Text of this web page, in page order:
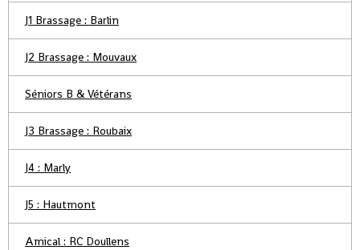
J1 Brassage : Barlin
J2 Brassage : Mouvaux
Séniors B & Vétérans
J3 Brassage : Roubaix
J4 : Marly
J5 : Hautmont
Amical : RC Doullens